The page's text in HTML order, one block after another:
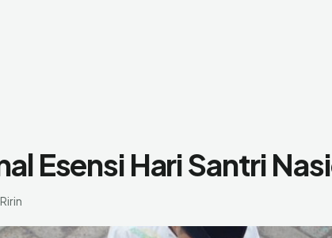
Esensi Hari Santri
Ririn